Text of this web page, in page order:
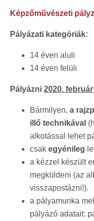
Képzőművészeti
Pályázati kategóriák:
​14 éven aluli
14 éven felüli
Pályázni 2020.
Bármilyen, a
illő technikával
alkotással lehet
csak egyénileg
a kézzel készült
megküldeni (az
visszapostázni!).
a pályamunka
pályázó adatait: